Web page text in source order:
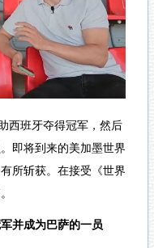
西班牙夺得冠军，然后
即将到来的美加墨世界
所斩获。在接受《世界
并成为巴萨的一员